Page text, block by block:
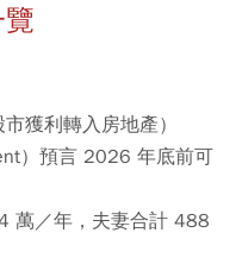
獲利轉入房地產）
）預言 2026 年底前可
萬／年，夫妻合計 488